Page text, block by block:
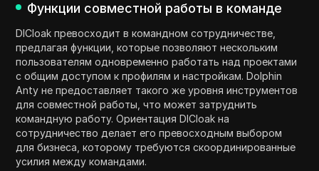
Функции совместной работы в команде
DICloak превосходит в командном сотрудничестве,
предлагая функции, которые позволяют нескольким
пользователям одновременно работать над проектами
с общим доступом к профилям и настройкам. Dolphin
Anty не предоставляет такого же уровня инструментов
для совместной работы, что может затруднить
командную работу. Ориентация DICloak на
сотрудничество делает его превосходным выбором
для бизнеса, которому требуются скоординированные
усилия между командами.